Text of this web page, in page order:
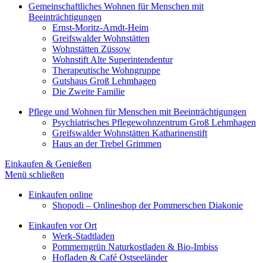
Gemeinschaftliches Wohnen für Menschen mit
Beeinträchtigungen
Ernst-Moritz-Arndt-Heim
Greifswalder Wohnstätten
Wohnstätten Züssow
Wohnstift Alte Superintendentur
Therapeutische Wohngruppe
Gutshaus Groß Lehmhagen
Die Zweite Familie
Pflege und Wohnen für Menschen mit Beeinträchtigungen
Psychiatrisches Pflegewohnzentrum Groß Lehmhagen
Greifswalder Wohnstätten Katharinenstift
Haus an der Trebel Grimmen
Einkaufen & Genießen
Menü schließen
Einkaufen online
Shopodi – Onlineshop der Pommerschen Diakonie
Einkaufen vor Ort
Werk-Stadtladen
Pommerngrün Naturkostladen & Bio-Imbiss
Hofladen & Café Ostseeländer